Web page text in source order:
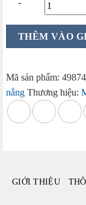
Muhi
15g
của
Nhật
THÊM VÀO
Mã sản phẩm:
nắng Thương hiệu:
GIỚI THIỆU